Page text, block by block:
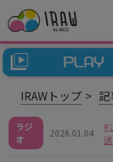
IRAWトップ
ラジ
オ
2026.01.04